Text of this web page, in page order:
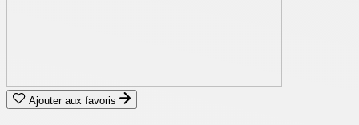
Ajouter aux favoris